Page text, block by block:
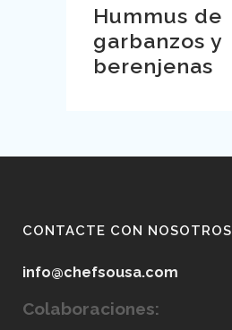
Hummus de
garbanzos y
berenjenas
CONTACTE CON NOSOTROS
info@chefsousa.com
Colaboraciones: